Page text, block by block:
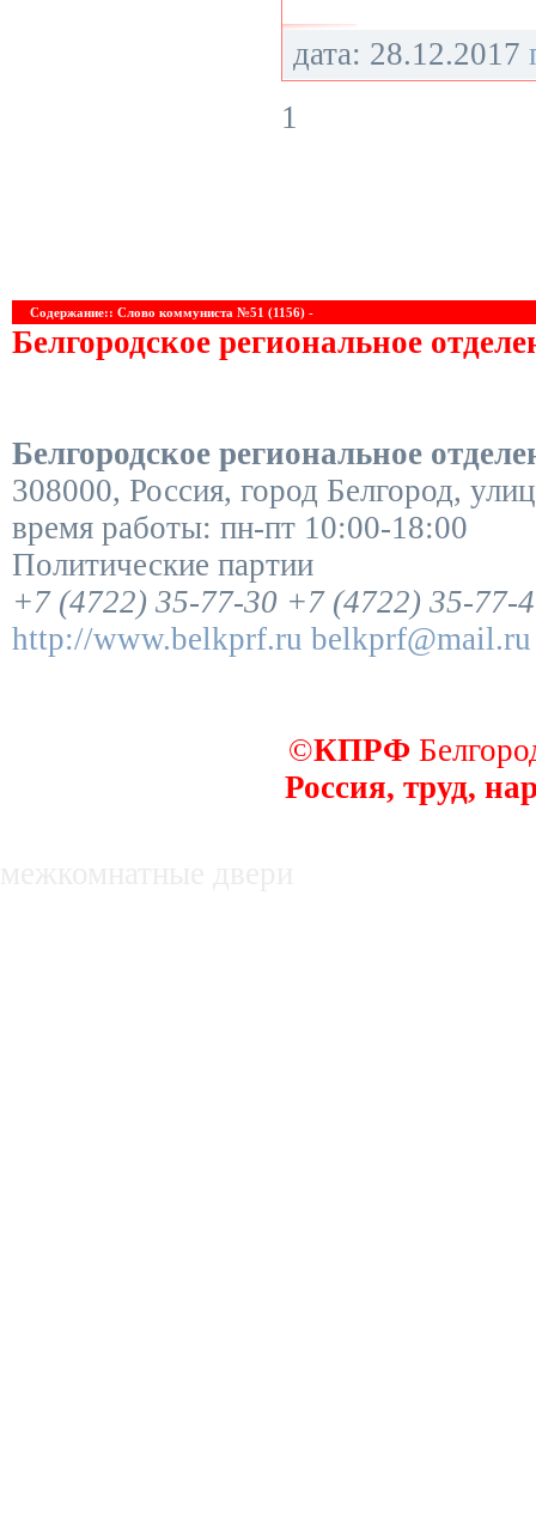
дата: 28.12.2017
1
Содержание:: Слово коммуниста №51 (1156) -
Белгородское региональное
Белгородское региональное
308000, Россия, город Белгород,
время работы: пн-пт 10:00-18:00
Политические партии
+7 (4722) 35-77-30 +7 (4722) 35-77-
http://www.belkprf.ru belkprf@mail.ru
©КПРФ
Россия, труд,